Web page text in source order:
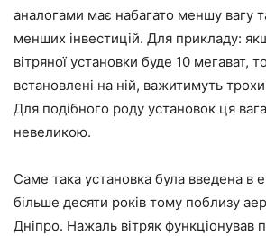
аналогами має набагато меншу вагу
менших інвестицій. Для прикладу:
вітряної установки буде 10 мегават,
встановлені на ній, важитимуть
Для подібного роду установок ця
невеликою.
Саме така установка була введена в
більше десяти років тому поблизу
Дніпро. Нажаль вітряк функціонував